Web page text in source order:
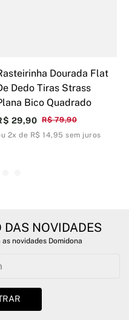
Dourada Flat
Dedo Tiras Strass
Bico Quadrado
R$ 79,90
29,90
2x de R$ 14,95 sem juros
DAS NOVIDADES
novidades Domidona